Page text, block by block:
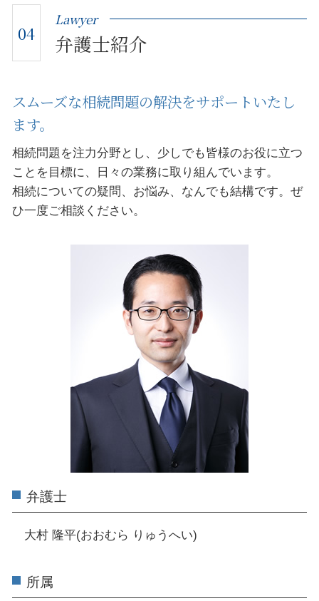
04
Lawyer
弁護士紹介
スムーズな相続問題の解決をサポートいたし
ます。
相続問題を注力分野とし、少しでも皆様のお役に立つ
ことを目標に、日々の業務に取り組んでいます。
相続についての疑問、お悩み、なんでも結構です。ぜ
ひ一度ご相談ください。
弁護士
大村 隆平(おおむら りゅうへい)
所属